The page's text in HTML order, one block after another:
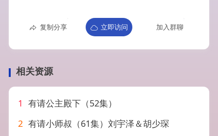
复制分享 立即访问 加入群聊
相关资源
1 有请公主殿下（52集）
2 有请小师叔（61集）刘宇泽＆胡少琛